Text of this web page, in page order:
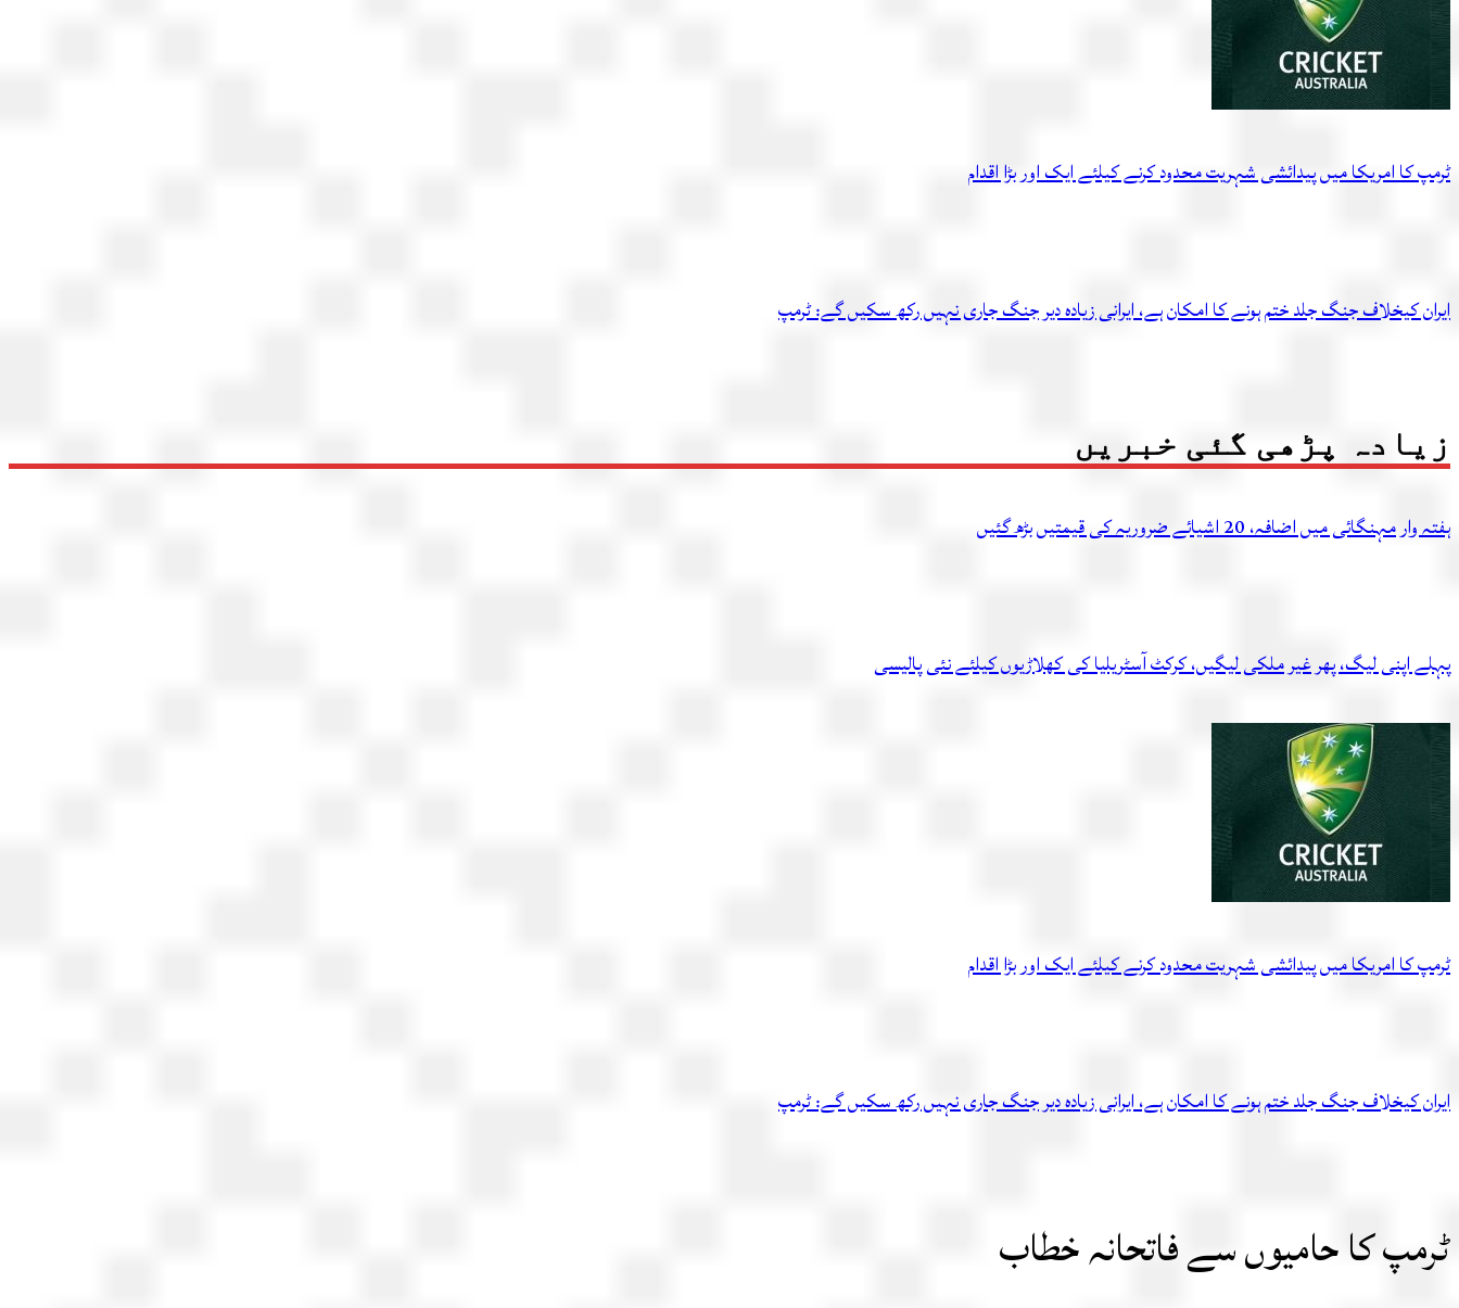
ٹرمپ کا امریکا میں پیدائشی شہریت محدود کرنے کیلئے ایک اور بڑا اقدام
ایران کیخلاف جنگ جلد ختم ہونے کا امکان ہے، ایرانی زیادہ دیر جنگ جاری نہیں رکھ سکیں گے: ٹرمپ
زیادہ پڑھی گئی خبریں
ہفتہ وار مہنگائی میں اضافہ، 20 اشیائے ضروریہ کی قیمتیں بڑھ گئیں
پہلے اپنی لیگ، پھر غیر ملکی لیگیں، کرکٹ آسٹریلیا کی کھلاڑیوں کیلئے نئی پالیسی
ٹرمپ کا امریکا میں پیدائشی شہریت محدود کرنے کیلئے ایک اور بڑا اقدام
ایران کیخلاف جنگ جلد ختم ہونے کا امکان ہے، ایرانی زیادہ دیر جنگ جاری نہیں رکھ سکیں گے: ٹرمپ
ٹرمپ کا حامیوں سے فاتحانہ خطاب